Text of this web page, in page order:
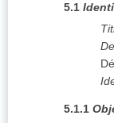
5.1
5.1.1